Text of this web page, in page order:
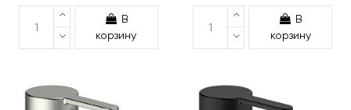
В
корзину
В
корзину